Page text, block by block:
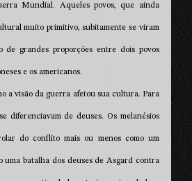
Mundial. Aqueles povos, que ainda
muito primitivo, subitamente se viram
de grandes proporções entre dois povos
e os americanos.
a visão da guerra afetou sua cultura. Para
diferenciavam de deuses. Os melanésios
do conflito mais ou menos como um
uma batalha dos deuses de Asgard contra